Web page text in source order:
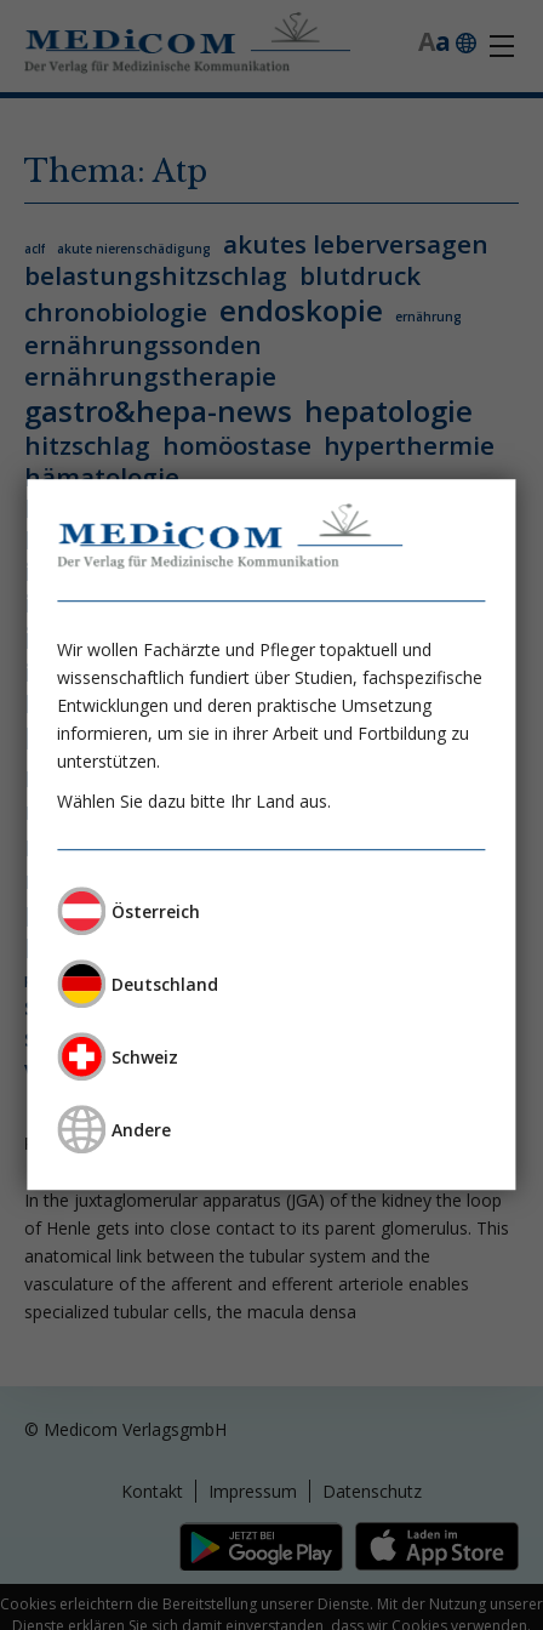
Cookies erleichtern die Bereitstellung unserer Dienste. Mit der Nutzung unserer
Dienste erklären Sie sich damit einverstanden, dass wir Cookies verwenden.
a
A
Thema: Atp
aclf akute nierenschädigung
akutes leberversagen
belastungshitzschlag blutdruck
chronobiologie endoskopie ernährung
ernährungssonden
ernährungstherapie
gastro&hepa-news hepatologie
hitzschlag homöostase hyperthermie
hämatologie
hämatologische neoplasie
hämodynamische optimierung
immundysfunktion
immunosep-studie immuntherapie
intensiv-news intensivmedizin
intensivstation intensivversorgung
kdigo-leitlinien lebernekrose
leberzirrhose mangelernährung
masld
multiples myelom nasogastrale sonde
nephro-news nephrologie
niereninsuffizienz
peg-implantationstechniken
perioperative nierenschädigung
pisces-studie
präzisionstherapie
schluckstörung
septischer schock
vasopressortherapie
Purinergic Signaling in the Juxtaglomerular Apparatus:
In the juxtaglomerular apparatus (JGA) of the kidney the loop
of Henle gets into close contact to its parent glomerulus. This
anatomical link between the tubular system and the
vasculature of the afferent and efferent arteriole enables
specialized tubular cells, the macula densa
© Medicom VerlagsgmbH
Kontakt Impressum Datenschutz
Wir wollen Fachärzte und Pfleger topaktuell und
wissenschaftlich fundiert über Studien, fachspezifische
Entwicklungen und deren praktische Umsetzung
informieren, um sie in ihrer Arbeit und Fortbildung zu
unterstützen.
Wählen Sie dazu bitte Ihr Land aus.
Österreich
Deutschland
Schweiz
Andere